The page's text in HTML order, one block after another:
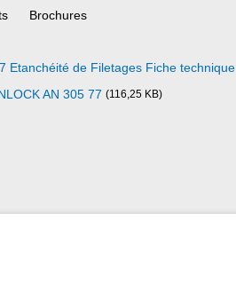
Brochures
Etanchéité de Filetages Fiche technique
AN 305 77 (116,25 KB)